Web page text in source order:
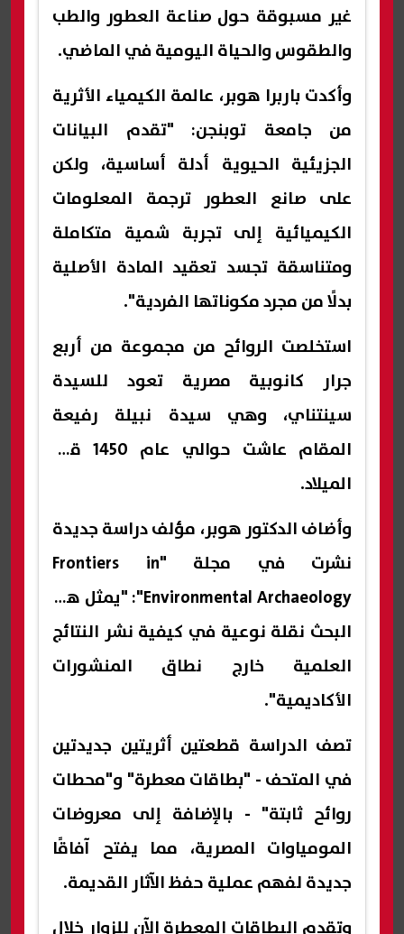
غير مسبوقة حول صناعة العطور والطب
والطقوس والحياة اليومية في الماضي.
وأكدت باربرا هوبر، عالمة الكيمياء الأثرية
من جامعة توبنجن: "تقدم البيانات
الجزيئية الحيوية أدلة أساسية، ولكن
على صانع العطور ترجمة المعلومات
الكيميائية إلى تجربة شمية متكاملة
ومتناسقة تجسد تعقيد المادة الأصلية
بدلًا من مجرد مكوناتها الفردية".
استخلصت الروائح من مجموعة من أربع
جرار كانوبية مصرية تعود للسيدة
سينتناي، وهي سيدة نبيلة رفيعة
المقام عاشت حوالي عام 1450 قبل
الميلاد.
وأضاف الدكتور هوبر، مؤلف دراسة جديدة
نشرت في مجلة "Frontiers in
Environmental Archaeology": "يمثل هذا
البحث نقلة نوعية في كيفية نشر النتائج
العلمية خارج نطاق المنشورات
الأكاديمية".
تصف الدراسة قطعتين أثريتين جديدتين
في المتحف - "بطاقات معطرة" و"محطات
روائح ثابتة" - بالإضافة إلى معروضات
المومياوات المصرية، مما يفتح آفاقًا
جديدة لفهم عملية حفظ الآثار القديمة.
وتقدم البطاقات المعطرة الآن للزوار خلال